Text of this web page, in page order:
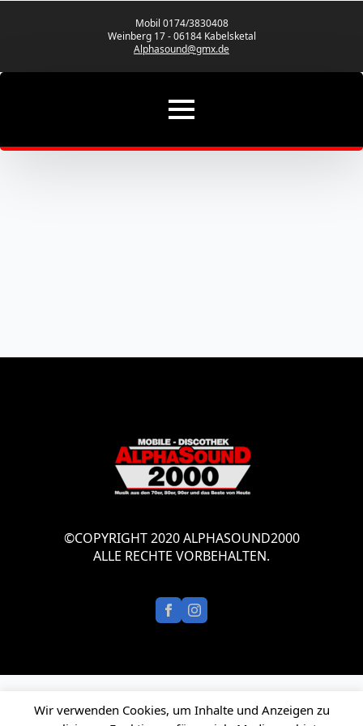
Mobil 0174/3830408
Weinberg 17 - 06184 Kabelsketal
Alphasound@gmx.de
©COPYRIGHT 2020 ALPHASOUND2000
ALLE RECHTE VORBEHALTEN.
Wir verwenden Cookies, um Inhalte und Anzeigen zu